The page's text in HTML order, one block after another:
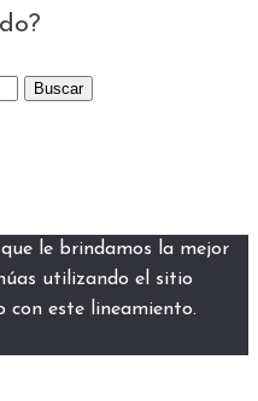
le brindamos la mejor
utilizando el sitio
con este lineamiento.